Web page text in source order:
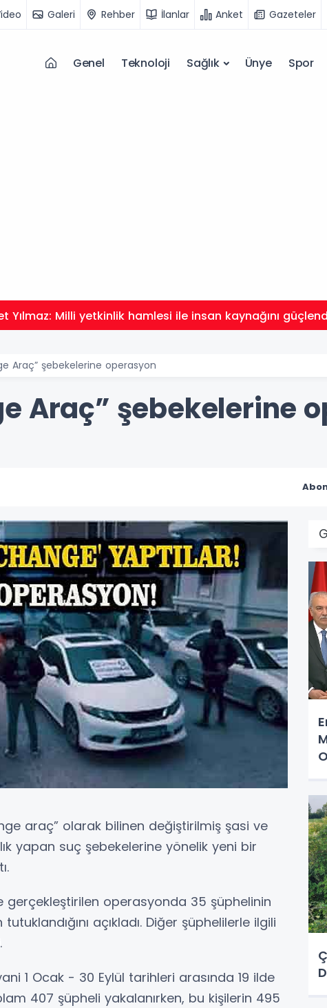
Galeri Rehber İlanlar Anket Gazeteler
Genel Teknoloji Sağlık Ünye Spor
Yılmaz: Milli yetkinlik hamlesi ile insan kaynağını
Araç” şebekelerine operasyon
Araç” şebekelerine
araç” olarak bilinen değiştirilmiş şasi ve
yapan suç şebekelerine yönelik yeni bir
gerçekleştirilen operasyonda 35 şüphelinin
açıkladı. Diğer şüphelilerle ilgili
1 Ocak - 30 Eylül tarihleri arasında 19 ilde
407 şüpheli yakalanırken, bu kişilerin 495